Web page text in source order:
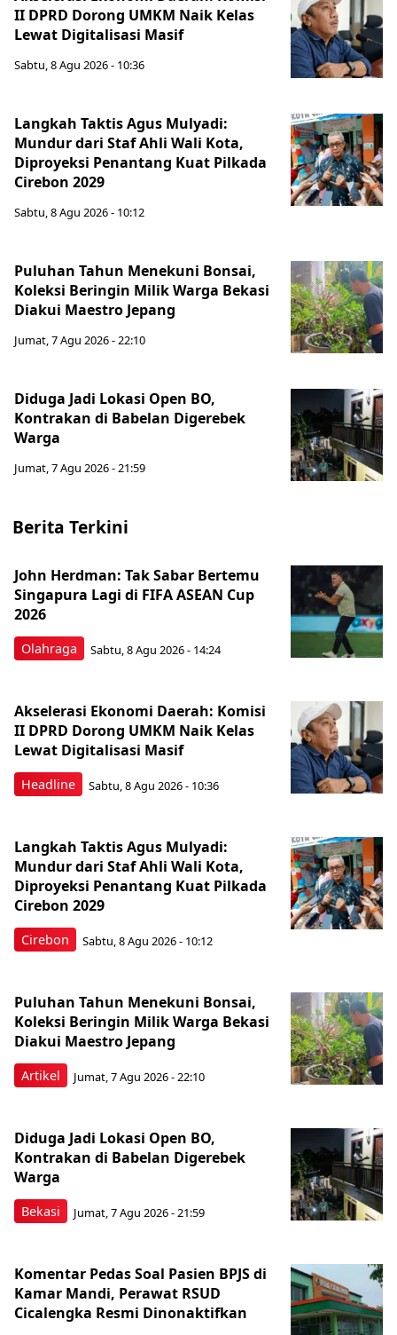
II DPRD Dorong UMKM Naik Kelas
Lewat Digitalisasi Masif
Sabtu, 8 Agu 2026 - 10:36
Langkah Taktis Agus Mulyadi:
Mundur dari Staf Ahli Wali Kota,
Diproyeksi Penantang Kuat Pilkada
Cirebon 2029
Sabtu, 8 Agu 2026 - 10:12
Puluhan Tahun Menekuni Bonsai,
Koleksi Beringin Milik Warga Bekasi
Diakui Maestro Jepang
Jumat, 7 Agu 2026 - 22:10
Diduga Jadi Lokasi Open BO,
Kontrakan di Babelan Digerebek
Warga
Jumat, 7 Agu 2026 - 21:59
Berita Terkini
Olahraga
John Herdman: Tak Sabar Bertemu
Singapura Lagi di FIFA ASEAN Cup
2026
Sabtu, 8 Agu 2026 - 14:24
Headline
Akselerasi Ekonomi Daerah: Komisi
II DPRD Dorong UMKM Naik Kelas
Lewat Digitalisasi Masif
Sabtu, 8 Agu 2026 - 10:36
Cirebon
Langkah Taktis Agus Mulyadi:
Mundur dari Staf Ahli Wali Kota,
Diproyeksi Penantang Kuat Pilkada
Cirebon 2029
Sabtu, 8 Agu 2026 - 10:12
Artikel
Puluhan Tahun Menekuni Bonsai,
Koleksi Beringin Milik Warga Bekasi
Diakui Maestro Jepang
Jumat, 7 Agu 2026 - 22:10
Bekasi
Diduga Jadi Lokasi Open BO,
Kontrakan di Babelan Digerebek
Warga
Jumat, 7 Agu 2026 - 21:59
Komentar Pedas Soal Pasien BPJS di
Kamar Mandi, Perawat RSUD
Cicalengka Resmi Dinonaktifkan